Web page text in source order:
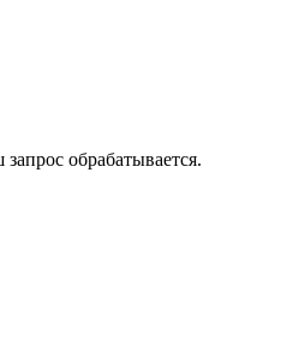
обрабатывается.